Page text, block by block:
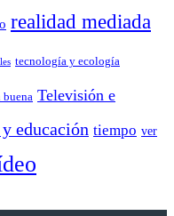
realidad mediada
tecnología y ecología
Televisión e
educación tiempo ver